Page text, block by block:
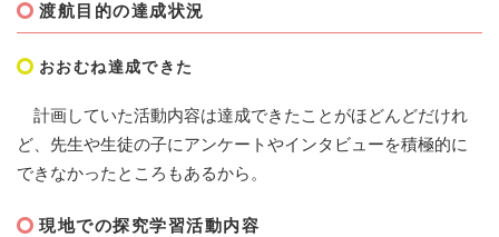
渡航目的の達成状況
おおむね達成できた
計画していた活動内容は達成できたことがほどんどだけれ
ど、先生や生徒の子にアンケートやインタビューを積極的に
できなかったところもあるから。
現地での探究学習活動内容